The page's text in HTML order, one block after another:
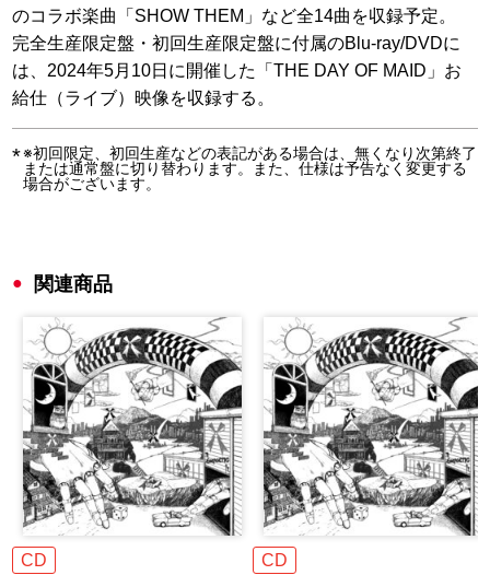
のコラボ楽曲「SHOW THEM」など全14曲を収録予定。
完全生産限定盤・初回生産限定盤に付属のBlu-ray/DVDに
は、2024年5月10日に開催した「THE DAY OF MAID」お
給仕（ライブ）映像を収録する。
※初回限定、初回生産などの表記がある場合は、無くなり次第終了
または通常盤に切り替わります。また、仕様は予告なく変更する
場合がございます。
関連商品
CD CD